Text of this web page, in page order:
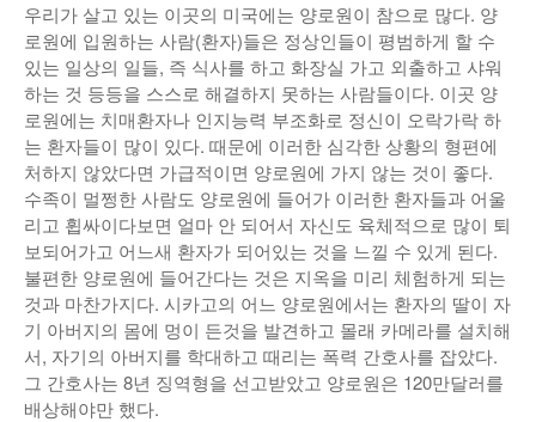
우리가 살고 있는 이곳의 미국에는 양로원이 참으로 많다. 양
로원에 입원하는 사람(환자)들은 정상인들이 평범하게 할 수
있는 일상의 일들, 즉 식사를 하고 화장실 가고 외출하고 샤워
하는 것 등등을 스스로 해결하지 못하는 사람들이다. 이곳 양
로원에는 치매환자나 인지능력 부조화로 정신이 오락가락 하
는 환자들이 많이 있다. 때문에 이러한 심각한 상황의 형편에
처하지 않았다면 가급적이면 양로원에 가지 않는 것이 좋다.
수족이 멀쩡한 사람도 양로원에 들어가 이러한 환자들과 어울
리고 휩싸이다보면 얼마 안 되어서 자신도 육체적으로 많이 퇴
보되어가고 어느새 환자가 되어있는 것을 느낄 수 있게 된다.
불편한 양로원에 들어간다는 것은 지옥을 미리 체험하게 되는
것과 마찬가지다. 시카고의 어느 양로원에서는 환자의 딸이 자
기 아버지의 몸에 멍이 든것을 발견하고 몰래 카메라를 설치해
서, 자기의 아버지를 학대하고 때리는 폭력 간호사를 잡았다.
그 간호사는 8년 징역형을 선고받았고 양로원은 120만달러를
배상해야만 했다.